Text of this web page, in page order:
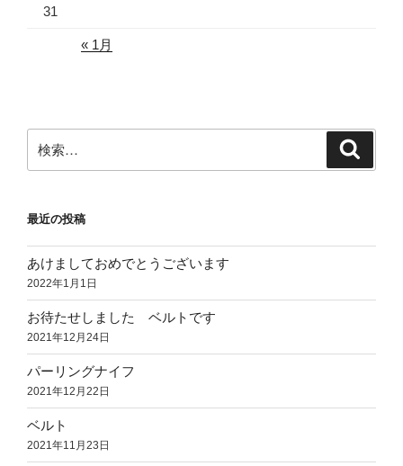
31
« 1月
索:
最近の投稿
あけましておめでとうございます
2022年1月1日
お待たせしました ベルトです
2021年12月24日
パーリングナイフ
2021年12月22日
ベルト
2021年11月23日